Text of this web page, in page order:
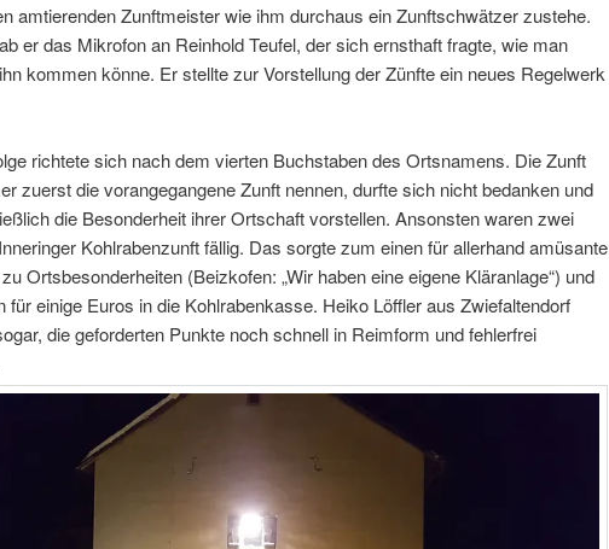
amtierenden Zunftmeister wie ihm durchaus ein Zunftschwätzer zustehe.
er das Mikrofon an Reinhold Teufel, der sich ernsthaft fragte, wie man
kommen könne. Er stellte zur Vorstellung der Zünfte ein neues Regelwerk
richtete sich nach dem vierten Buchstaben des Ortsnamens. Die Zunft
zuerst die vorangegangene Zunft nennen, durfte sich nicht bedanken und
die Besonderheit ihrer Ortschaft vorstellen. Ansonsten waren zwei
Kohlrabenzunft fällig. Das sorgte zum einen für allerhand amüsante
Ortsbesonderheiten (Beizkofen: „Wir haben eine eigene Kläranlage“) und
für einige Euros in die Kohlrabenkasse. Heiko Löffler aus Zwiefaltendorf
die geforderten Punkte noch schnell in Reimform und fehlerfrei